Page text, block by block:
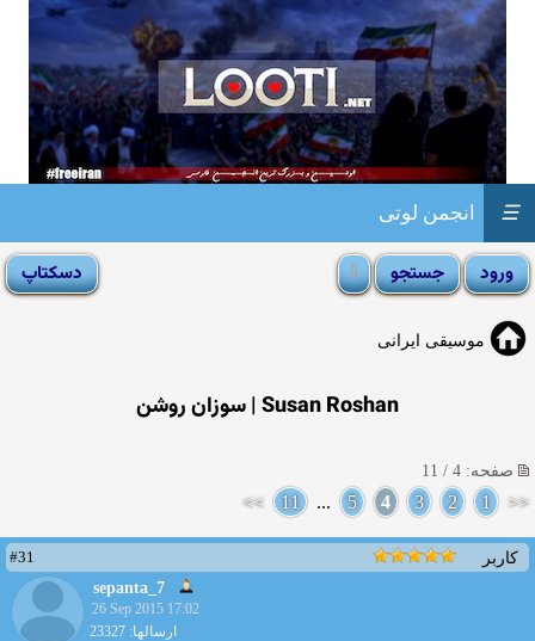
انجمن لوتی ☰
موسیقی ایرانی
Susan Roshan | سوزان روشن
صفحه: 4 / 11
<<
1
2
3
4
5
...
11
>>
کاربر
#31
sepanta_7
26 Sep 2015 17:02
ارسالها: 23327